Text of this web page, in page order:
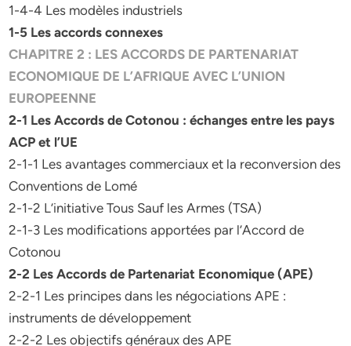
1-4-4 Les modèles industriels
1-5 Les accords connexes
CHAPITRE 2 : LES ACCORDS DE PARTENARIAT
ECONOMIQUE DE L’AFRIQUE AVEC L’UNION
EUROPEENNE
2-1 Les Accords de Cotonou : échanges entre les pays
ACP et l’UE
2-1-1 Les avantages commerciaux et la reconversion des
Conventions de Lomé
2-1-2 L’initiative Tous Sauf les Armes (TSA)
2-1-3 Les modifications apportées par l’Accord de
Cotonou
2-2 Les Accords de Partenariat Economique (APE)
2-2-1 Les principes dans les négociations APE :
instruments de développement
2-2-2 Les objectifs généraux des APE